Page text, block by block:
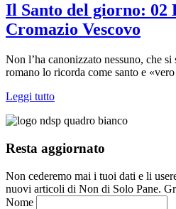
Il Santo del giorno: 02
Cromazio Vescovo
Non l’ha canonizzato nessuno, che
romano lo ricorda come santo e
Leggi tutto
Resta aggiornato
Non cederemo mai i tuoi dati e li
nuovi articoli di Non di Solo Pane.
Nome